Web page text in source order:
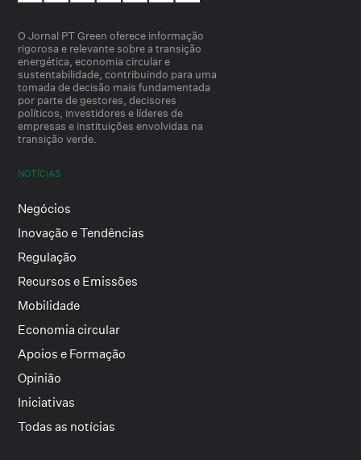
O Jornal PT Green oferece informação
rigorosa e relevante sobre a transição
energética, economia circular e
sustentabilidade, contribuindo para uma
tomada de decisão mais fundamentada
por parte de gestores, decisores
políticos, investidores e líderes de
empresas e instituições envolvidas na
transição verde.
NOTÍCIAS
Negócios
Inovação e Tendências
Regulação
Recursos e Emissões
Mobilidade
Economia circular
Apoios e Formação
Opinião
Iniciativas
Todas as notícias